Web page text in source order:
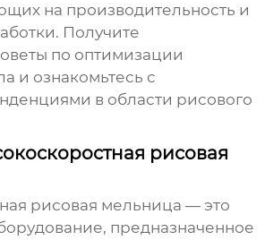
на производительность и
Получите
по оптимизации
и ознакомьтесь с
в области рисового
рисовая
рисовая мельница — это
предназначенное